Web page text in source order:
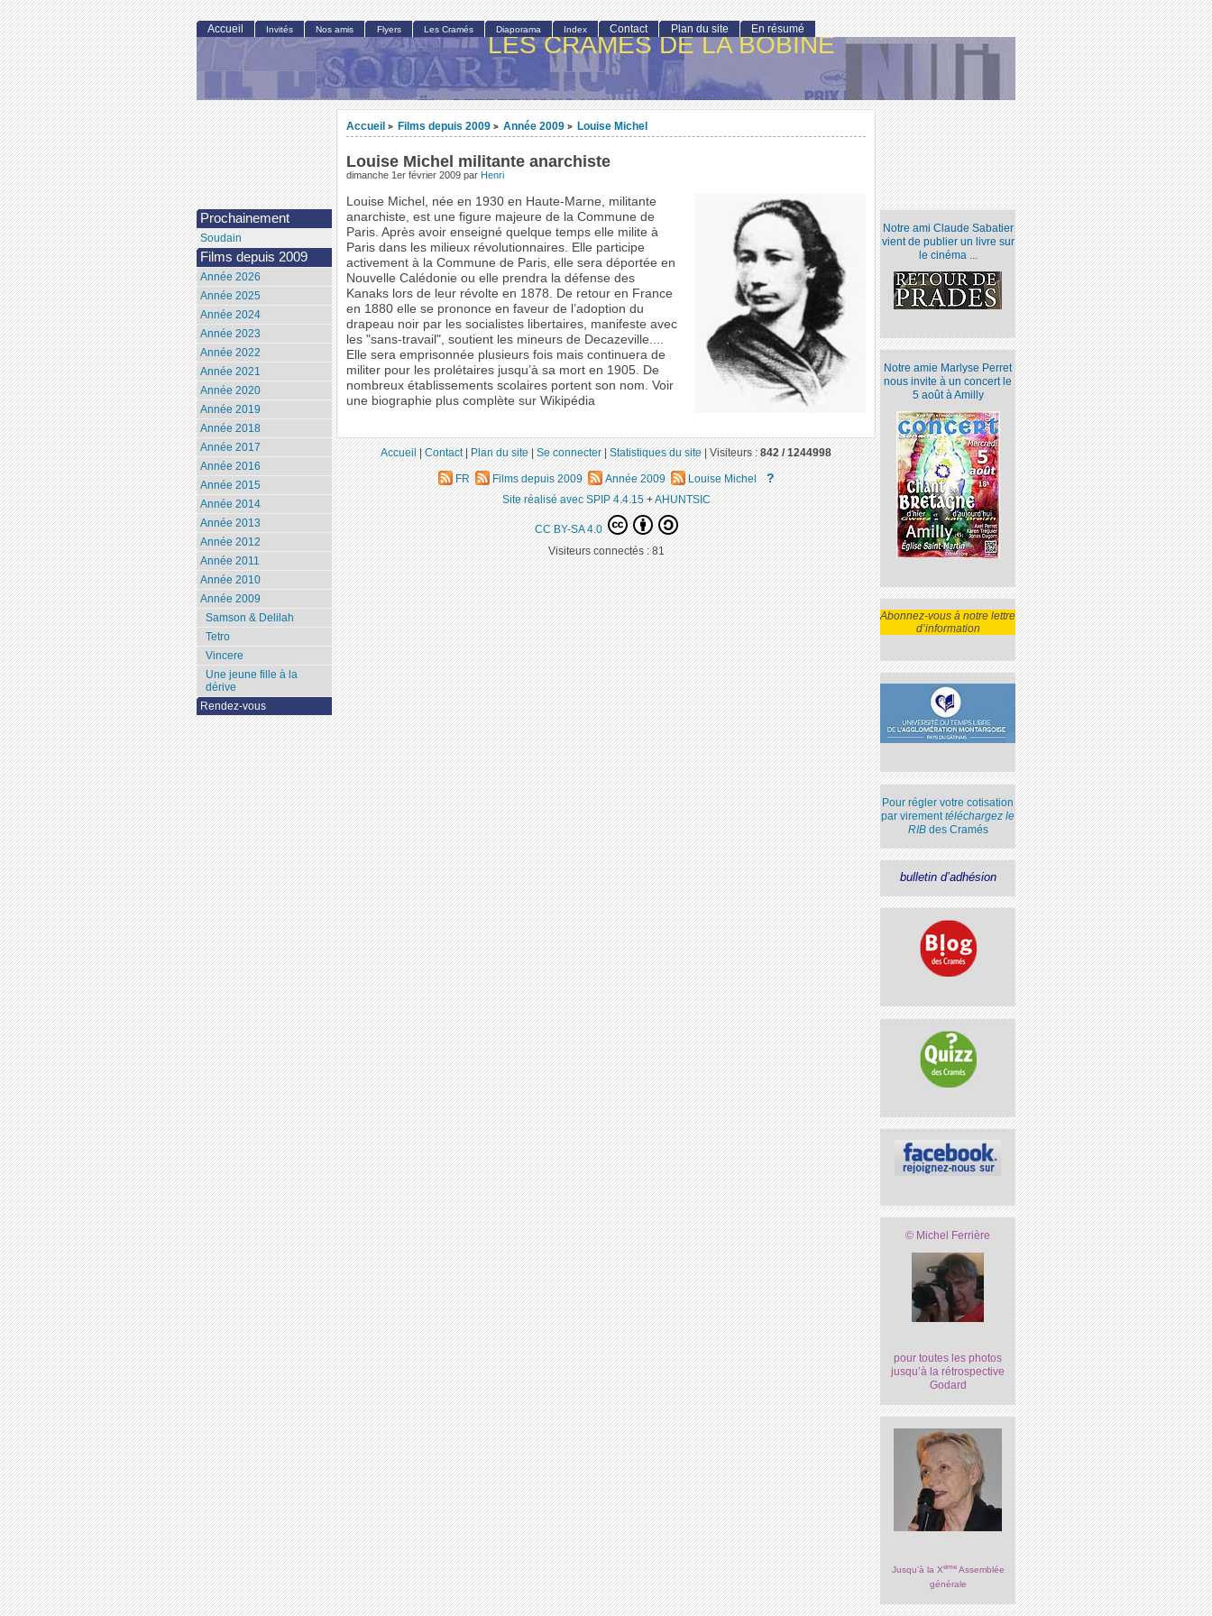
LES CRAMÉS DE LA BOBINE
Accueil > Films depuis 2009 > Année 2009 > Louise Michel
Louise Michel militante anarchiste
dimanche 1er février 2009 par Henri
Louise Michel, née en 1930 en Haute-Marne, militante
anarchiste, est une figure majeure de la Commune de
Paris. Après avoir enseigné quelque temps elle milite à
Paris dans les milieux révolutionnaires. Elle participe
activement à la Commune de Paris, elle sera déportée en
Nouvelle Calédonie ou elle prendra la défense des
Kanaks lors de leur révolte en 1878. De retour en France
en 1880 elle se prononce en faveur de l’adoption du
drapeau noir par les socialistes libertaires, manifeste avec
les "sans-travail", soutient les mineurs de Decazeville....
Elle sera emprisonnée plusieurs fois mais continuera de
militer pour les prolétaires jusqu’à sa mort en 1905. De
nombreux établissements scolaires portent son nom. Voir
une biographie plus complète sur Wikipédia
Notre ami Claude Sabatier
vient de publier un livre sur
le cinéma ...
Notre amie Marlyse Perret
nous invite à un concert le
5 août à Amilly
Abonnez-vous à notre lettre
d’information
Pour régler votre cotisation
par virementtéléchargez le
RIBdes Cramés
bulletin d’adhésion
© Michel Ferrière
pour toutes les photos
jusqu’à la rétrospective
Godard
Jusqu’à la XèmeAssemblée
générale
Accueil Invités Nos amis Flyers Les Cramés Diaporama Index Contact Plan du site En résumé
Prochainement
Soudain
Films depuis 2009
Année 2026
Année 2025
Année 2024
Année 2023
Année 2022
Année 2021
Année 2020
Année 2019
Année 2018
Année 2017
Année 2016
Année 2015
Année 2014
Année 2013
Année 2012
Année 2011
Année 2010
Année 2009
Samson & Delilah
Tetro
Vincere
Une jeune fille à la
dérive
Rendez-vous
Accueil|Contact|Plan du site|Se connecter|Statistiques du site|Visiteurs :842 / 1244998
FR Films depuis 2009 Année 2009 Louise Michel ?
Site réalisé avec SPIP 4.4.15+AHUNTSIC
CC BY-SA 4.0
Visiteurs connectés :81